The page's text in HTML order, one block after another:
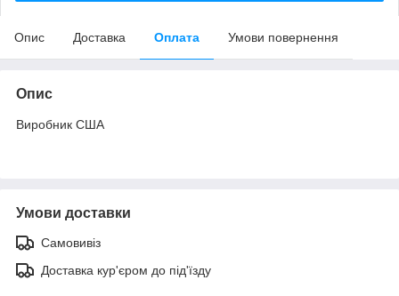
Опис Доставка Оплата Умови повернення
Опис
Виробник США
Умови доставки
Самовивіз
Доставка кур'єром до під'їзду